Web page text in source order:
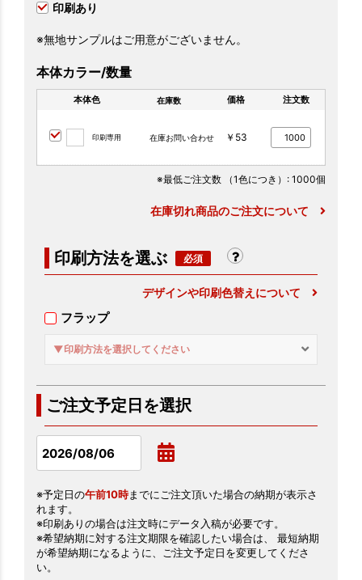
印刷あり
※無地サンプルはご用意がございません。
本体カラー/数量
本体色 在庫数 価格 注文数
印刷専用 在庫お問い合わせ ￥53
※最低ご注文数 （1色につき） : 1000個
在庫切れ商品のご注文について
印刷方法を選ぶ
デザインや印刷色替えについて
フラップ
▼印刷方法を選択してください
ご注文予定日を選択
※予定日の午前10時までにご注文頂いた場合の納期が表示さ
れます。
※印刷ありの場合は注文時にデータ入稿が必要です。
※希望納期に対する注文期限を確認したい場合は、 最短納期
が希望納期になるように、ご注文予定日を変更してくださ
い。